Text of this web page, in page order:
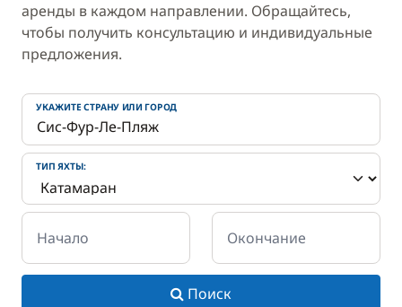
аренды в каждом направлении. Обращайтесь,
чтобы получить консультацию и индивидуальные
предложения.
УКАЖИТЕ СТРАНУ ИЛИ ГОРОД
ТИП ЯХТЫ:
Начало Окончание
Поиск